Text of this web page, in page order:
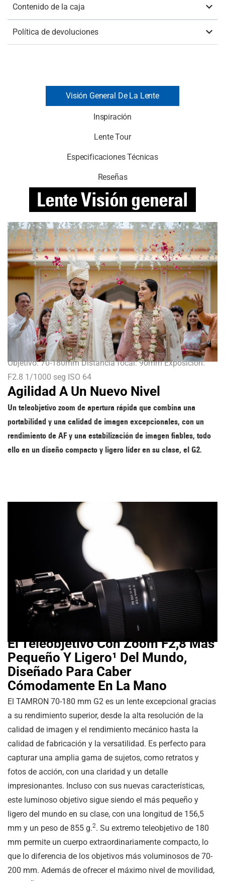
Contenido de la caja
Política de devoluciones
Visión General De La Lente
Inspiración
Lente Tour
Especificaciones Técnicas
Reseñas
LenteVisión general
Agilidad A Un Nuevo Nivel
Un teleobjetivo zoom de apertura rápida que combina una
portabilidad y una calidad de imagen excepcionales, con un
rendimiento de AF y una estabilización de imagen fiables, todo
ello en un diseño compacto y ligero líder en su clase, el G2.
Objetivo: 70-180mm Distancia focal: 90mm Exposición:
F2.8 1/1000 seg ISO 64
El Teleobjetivo Con Zoom F2,8 Más
Pequeño Y Ligero¹ Del Mundo,
Diseñado Para Caber
Cómodamente En La Mano
El TAMRON 70-180 mm G2 es un lente excepcional gracias
a su rendimiento superior, desde la alta resolución de la
calidad de imagen y el rendimiento mecánico hasta la
calidad de fabricación y la versatilidad. Es perfecto para
capturar una amplia gama de sujetos, como retratos y
fotos de acción, con una claridad y un detalle
impresionantes. Incluso con sus nuevas características,
este luminoso objetivo sigue siendo el más pequeño y
ligero del mundo en su clase, con una longitud de 156,5
mm y un peso de 855 g.2. Su extremo teleobjetivo de 180
mm permite un cuerpo extraordinariamente compacto, lo
que lo diferencia de los objetivos más voluminosos de 70-
200 mm. Además de ofrecer el máximo nivel de movilidad,